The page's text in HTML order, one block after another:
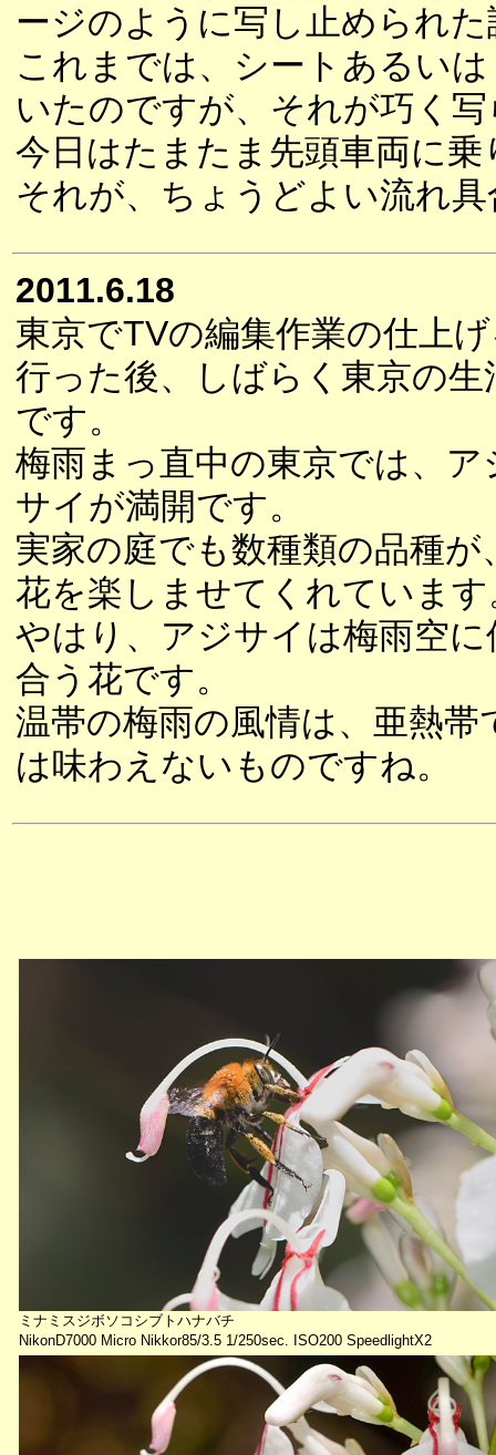
ージのように写し止められ
これまでは、シートあるい
いたのですが、それが巧く
今日はたまたま先頭車両に
それが、ちょうどよい流れ
2011.6.18
東京でTVの編集作業の仕上
行った後、しばらく東京の生
です。
梅雨まっ直中の東京では、ア
サイが満開です。
実家の庭でも数種類の品種が
花を楽しませてくれています
やはり、アジサイは梅雨空に
合う花です。
温帯の梅雨の風情は、亜熱帯
は味わえないものですね。
ミナミスジボソコシブトハナバチ
NikonD7000 Micro Nikkor85/3.5 1/250sec. ISO200 SpeedlightX2